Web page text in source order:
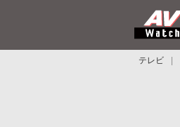
テレビ